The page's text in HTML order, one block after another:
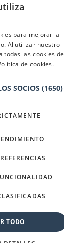
para mejorar la
Al utilizar nuestro
todas las cookies de
de cookies.
SOCIOS (1650)
TODO